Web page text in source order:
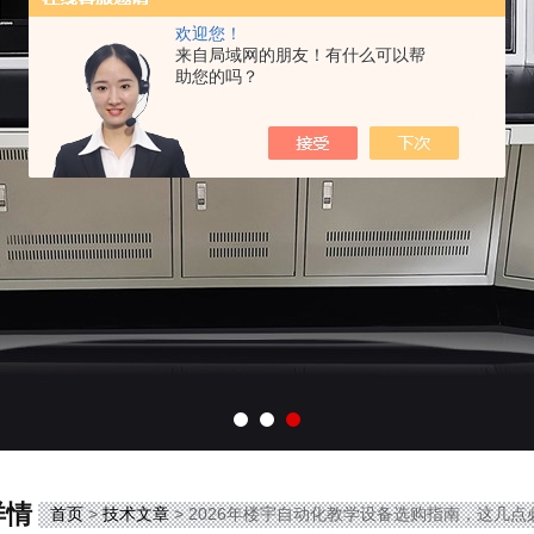
欢迎您！
来自局域网的朋友！有什么可以帮
助您的吗？
情 首页>技术文章> 2026年楼宇自动化教学设备选购指南，这几点